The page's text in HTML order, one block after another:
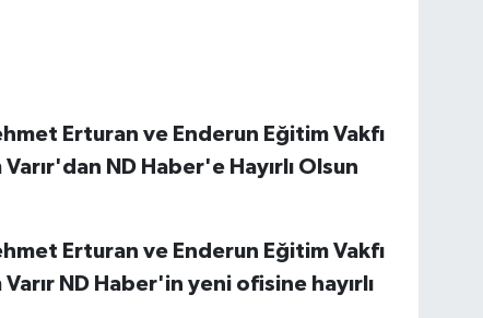
Erturan ve Enderun Eğitim Vakfı
ND Haber'e Hayırlı Olsun
Erturan ve Enderun Eğitim Vakfı
ND Haber'in yeni ofisine hayırlı